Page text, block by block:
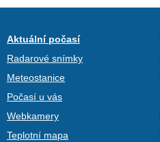
Aktuální počasí
Radarové snímky
Meteostanice
Počasí u vás
Webkamery
Teplotní mapa